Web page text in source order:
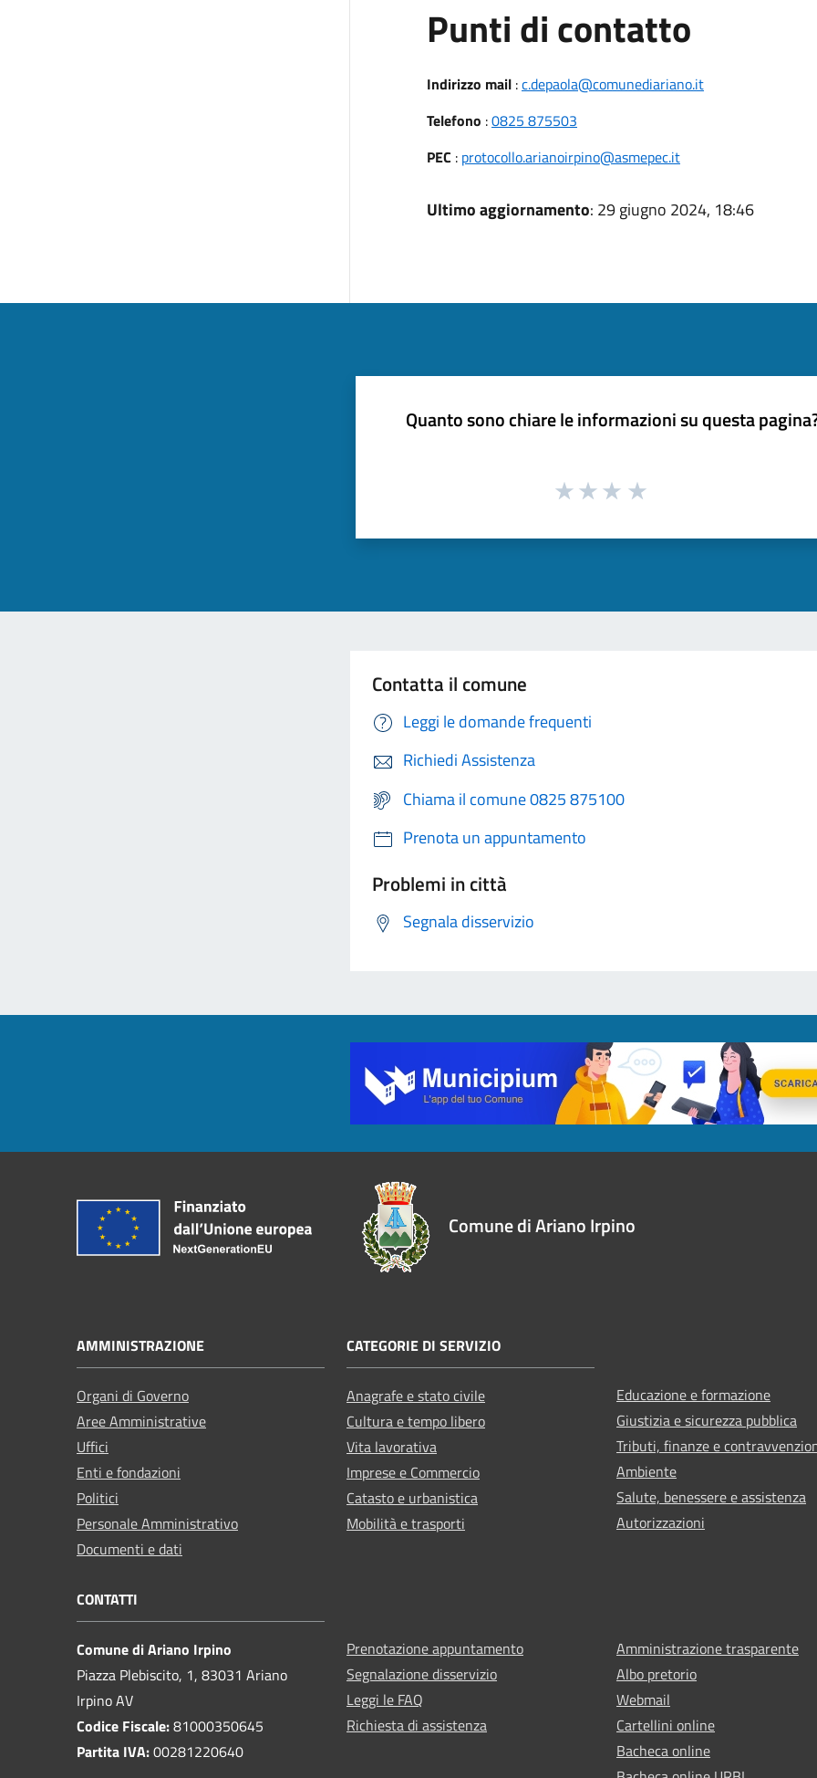
Punti di contatto
Indirizzo mail:c.depaola@comunediariano.it
Telefono :0825 875503
PEC : protocollo.arianoirpino@asmepec.it
Ultimo aggiornamento: 29 giugno 2024, 18:46
Quanto sono chiare le informazioni su questa
Contatta il comune
Leggi le domande frequenti
Richiedi Assistenza
Chiama il comune 0825 875100
Prenota un appuntamento
Problemi in città
Segnala disservizio
Comune di Ariano Irpino
AMMINISTRAZIONE
Organi di Governo
Aree Amministrative
Uffici
Enti e fondazioni
Politici
Personale Amministrativo
Documenti e dati
CATEGORIE DI SERVIZIO
Anagrafe e stato civile
Cultura e tempo libero
Vita lavorativa
Imprese e Commercio
Catasto e urbanistica
Mobilità e trasporti
Educazione e formazione
Giustizia e sicurezza pubblica
Tributi, finanze e
Ambiente
Salute, benessere e assistenza
Autorizzazioni
CONTATTI
Comune di Ariano Irpino
Piazza Plebiscito, 1, 83031 Ariano
Irpino AV
Codice Fiscale:81000350645
Partita IVA:00281220640
Prenotazione appuntamento
Segnalazione disservizio
Leggi le FAQ
Richiesta di assistenza
Amministrazione trasparente
Albo pretorio
Webmail
Cartellini online
Bacheca online